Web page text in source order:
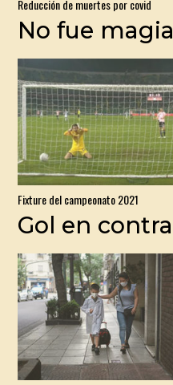
Reducción de muertes por covid
No fue magia
Fixture del campeonato 2021
Gol en contra